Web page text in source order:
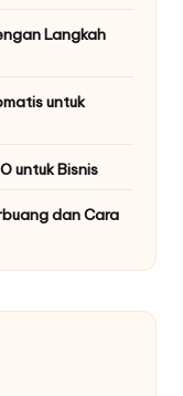
Langkah
untuk
untuk Bisnis
dan Cara